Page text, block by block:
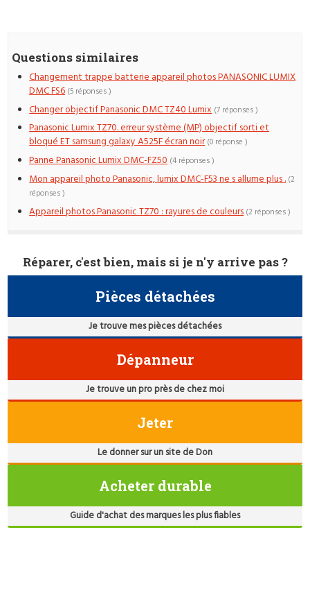
Questions similaires
Changement trappe batterie appareil photos PANASONIC LUMIX
DMC FS6 (5 réponses )
Changer objectif Panasonic DMC TZ40 Lumix (7 réponses )
Panasonic Lumix TZ70. erreur système (MP) objectif sorti et
bloqué ET samsung galaxy A525F écran noir (0 réponse )
Panne Panasonic Lumix DMC-FZ50 (4 réponses )
Mon appareil photo Panasonic, lumix DMC-F53 ne s allume plus . (2
réponses )
Appareil photos Panasonic TZ70 : rayures de couleurs (2 réponses )
Réparer, c'est bien, mais si je n'y arrive pas ?
Pièces détachées
Je trouve mes pièces détachées
Dépanneur
Je trouve un pro près de chez moi
Jeter
Le donner sur un site de Don
Acheter durable
Guide d'achat des marques les plus fiables